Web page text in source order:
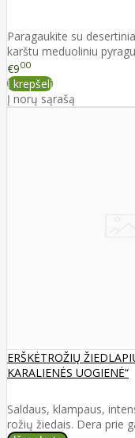
Paragaukite su
karštu meduoliniu
€900
Į krepšelį
Į norų sąrašą
ERŠKĖTROŽIŲ
KARALIENĖS UOGIENĖ“
Saldaus, klampaus,
rožių žiedais. Dera prie